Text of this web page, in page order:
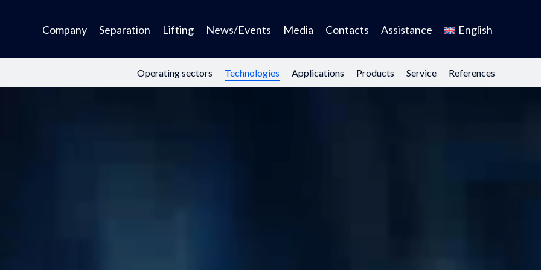
Company Separation Lifting News/Events Media Contacts Assistance English
Operating sectors Technologies Applications Products Service References